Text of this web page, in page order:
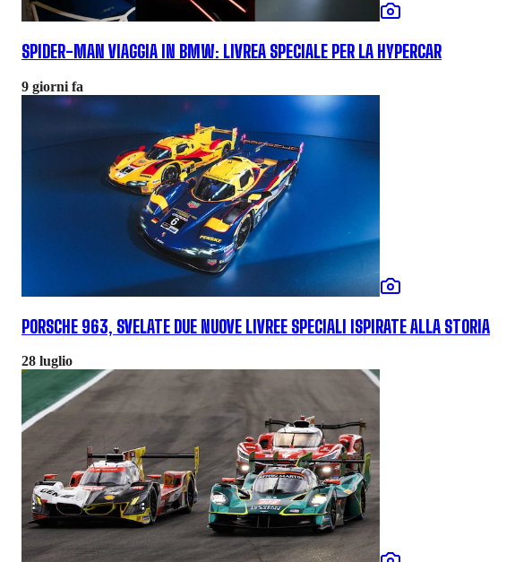
SPIDER-MAN VIAGGIA IN BMW: LIVREA SPECIALE PER LA HYPERCAR
9 giorni fa
PORSCHE 963, SVELATE DUE NUOVE LIVREE SPECIALI ISPIRATE ALLA STORIA
28 luglio